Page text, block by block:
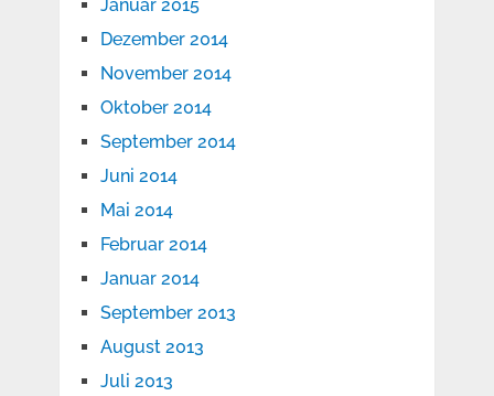
Januar 2015
Dezember 2014
November 2014
Oktober 2014
September 2014
Juni 2014
Mai 2014
Februar 2014
Januar 2014
September 2013
August 2013
Juli 2013